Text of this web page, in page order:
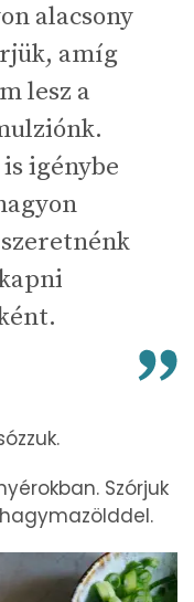
alacsony
amíg
lesz a
igénybe
Szórjuk